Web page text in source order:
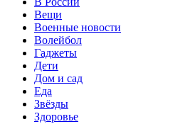
Вещи
Военные новости
Волейбол
Гаджеты
Дети
Дом и сад
Еда
Звёзды
Здоровье